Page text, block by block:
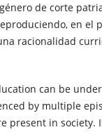
de corte
en el
racionalidad
can be
by multiple
present in society.